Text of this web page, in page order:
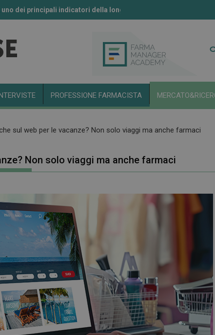
dei principali indicatori della longevità
l’uso dell’IA secondo l’Aifa
PROFESSIONE FARMACISTA
sul web per le vacanze? Non solo viaggi ma anche farmaci
Non solo viaggi ma anche farmaci